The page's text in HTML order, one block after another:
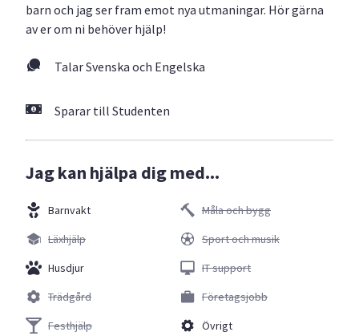
barn och jag ser fram emot nya utmaningar. Hör gärna
av er om ni behöver hjälp!
Talar Svenska och Engelska
Sparar till Studenten
Jag kan hjälpa dig med...
Barnvakt
Läxhjälp
Husdjur
Trädgård
Festhjälp
Måla och bygg
Sport och musik
IT support
Företagsjobb
Övrigt